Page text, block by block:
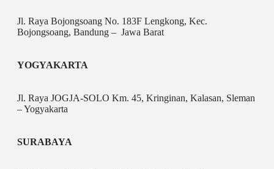
Jl. Raya Bojongsoang No. 183F Lengkong, Kec.
Bojongsoang, Bandung – Jawa Barat
YOGYAKARTA
Jl. Raya JOGJA-SOLO Km. 45, Kringinan, Kalasan, Sleman
– Yogyakarta
SURABAYA